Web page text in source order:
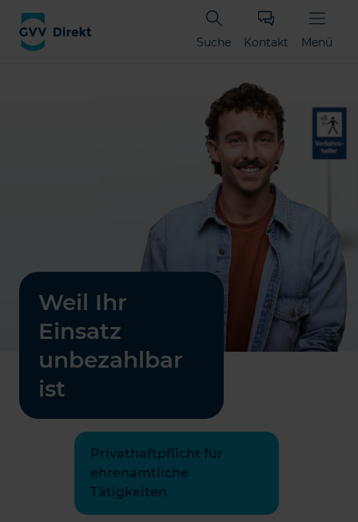
Suche Kontakt Menü
Weil Ihr
Einsatz
unbezahlbar
ist
Privathaftpflicht für
ehrenamtliche
Tätigkeiten